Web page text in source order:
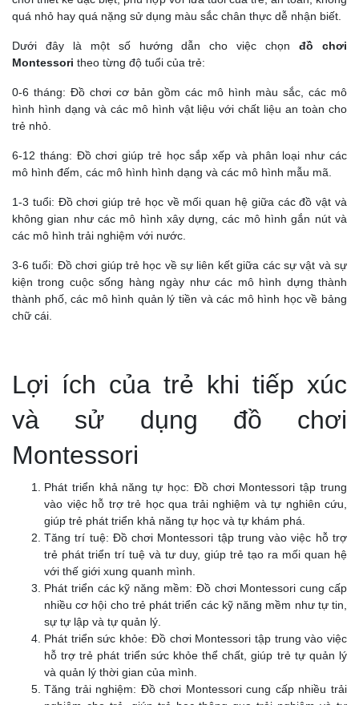
quá nhỏ hay quá nặng sử dụng màu sắc chân thực dễ nhận biết.
Dưới đây là một số hướng dẫn cho việc chọnđồ chơi
Montessori theo từng độ tuổi của trẻ:
0-6 tháng: Đồ chơi cơ bản gồm các mô hình màu sắc, các mô
hình hình dạng và các mô hình vật liệu với chất liệu an toàn cho
trẻ nhỏ.
6-12 tháng: Đồ chơi giúp trẻ học sắp xếp và phân loại như các
mô hình đếm, các mô hình hình dạng và các mô hình mẫu mã.
1-3 tuổi: Đồ chơi giúp trẻ học về mối quan hệ giữa các đồ vật và
không gian như các mô hình xây dựng, các mô hình gắn nút và
các mô hình trải nghiệm với nước.
3-6 tuổi: Đồ chơi giúp trẻ học về sự liên kết giữa các sự vật và sự
kiện trong cuộc sống hàng ngày như các mô hình dựng thành
thành phố, các mô hình quản lý tiền và các mô hình học về bảng
chữ cái.
Lợi ích của trẻ khi tiếp xúc
và sử dụng đồ chơi
Montessori
Phát triển khả năng tự học: Đồ chơi Montessori tập trung
vào việc hỗ trợ trẻ học qua trải nghiệm và tự nghiên cứu,
giúp trẻ phát triển khả năng tự học và tự khám phá.
Tăng trí tuệ: Đồ chơi Montessori tập trung vào việc hỗ trợ
trẻ phát triển trí tuệ và tư duy, giúp trẻ tạo ra mối quan hệ
với thế giới xung quanh mình.
Phát triển các kỹ năng mềm: Đồ chơi Montessori cung cấp
nhiều cơ hội cho trẻ phát triển các kỹ năng mềm như tự tin,
sự tự lập và tự quản lý.
Phát triển sức khỏe: Đồ chơi Montessori tập trung vào việc
hỗ trợ trẻ phát triển sức khỏe thể chất, giúp trẻ tự quản lý
và quản lý thời gian của mình.
Tăng trải nghiệm: Đồ chơi Montessori cung cấp nhiều trải